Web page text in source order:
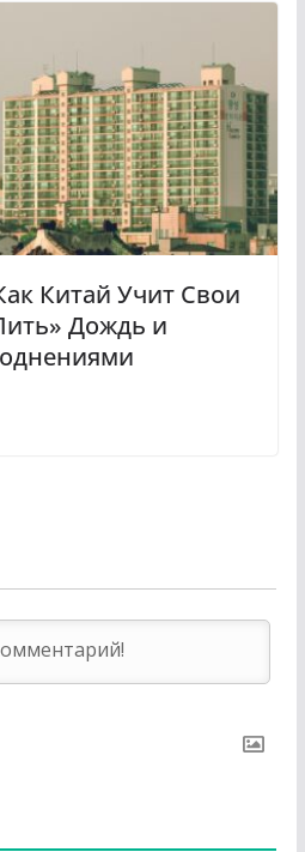
Китай Учит Свои
Дождь и